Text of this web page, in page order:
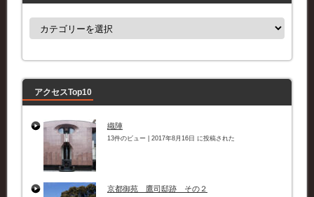
カ
ー
アクセスTop10
織陣
13件のビュー 2017年8月16日 に投稿された
京都御苑 鷹司邸跡 その２